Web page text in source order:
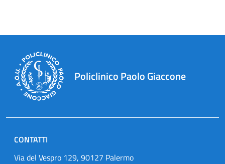
Policlinico Paolo Giaccone
CONTATTI
Via del Vespro 129, 90127 Palermo